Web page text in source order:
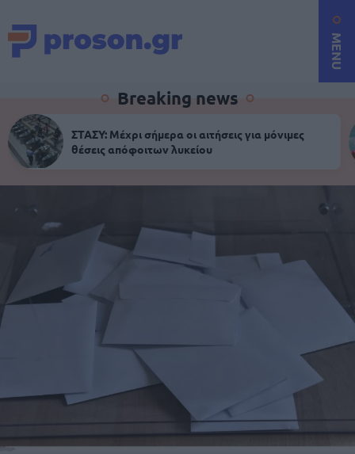
MENU
Breaking news
ΣΤΑΣΥ: Μέχρι σήμερα οι αιτήσεις για μόνιμες
θέσεις απόφοιτων λυκείου